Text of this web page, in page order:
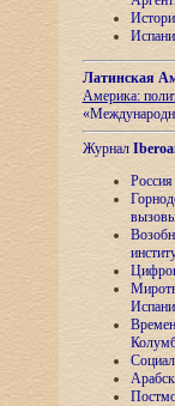
Латинская
Америка:
Журнал